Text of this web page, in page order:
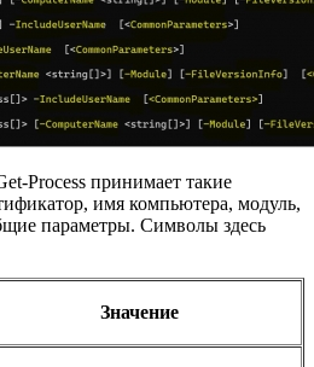
Process принимает такие
имя компьютера, модуль,
параметры. Символы здесь
Значение